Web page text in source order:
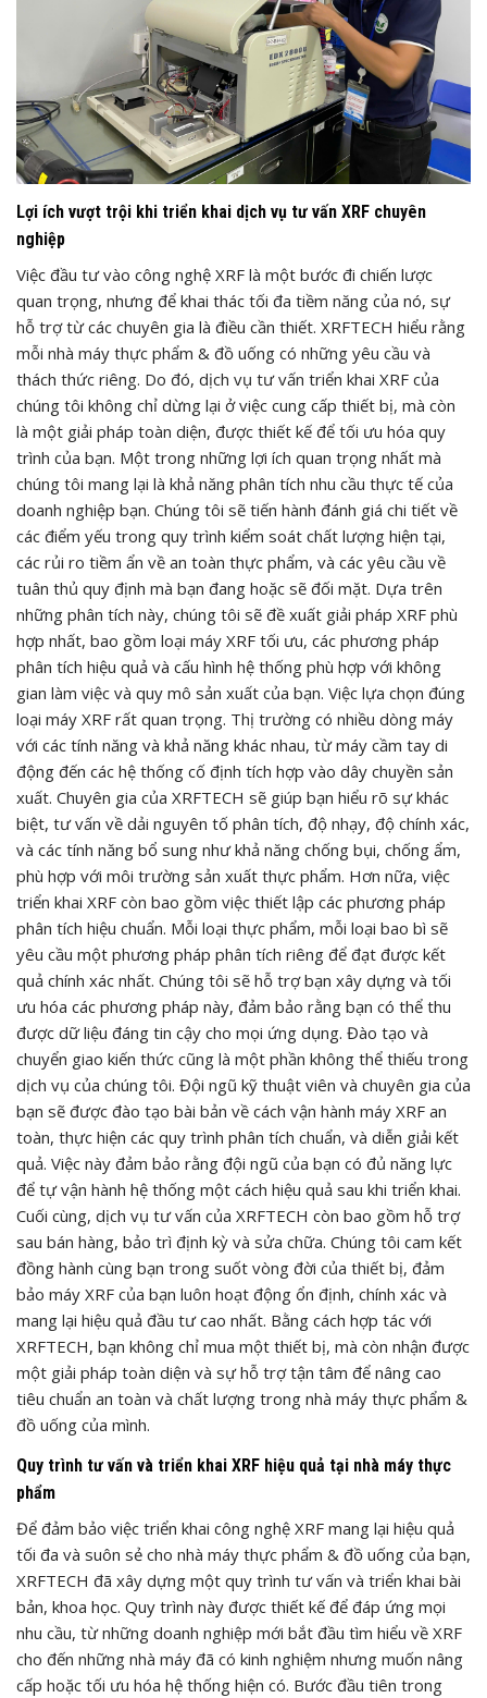
Lợi ích vượt trội khi triển khai dịch vụ tư vấn XRF chuyên
nghiệp
Việc đầu tư vào công nghệ XRF là một bước đi chiến lược
quan trọng, nhưng để khai thác tối đa tiềm năng của nó, sự
hỗ trợ từ các chuyên gia là điều cần thiết. XRFTECH hiểu rằng
mỗi nhà máy thực phẩm & đồ uống có những yêu cầu và
thách thức riêng. Do đó, dịch vụ tư vấn triển khai XRF của
chúng tôi không chỉ dừng lại ở việc cung cấp thiết bị, mà còn
là một giải pháp toàn diện, được thiết kế để tối ưu hóa quy
trình của bạn. Một trong những lợi ích quan trọng nhất mà
chúng tôi mang lại là khả năng phân tích nhu cầu thực tế của
doanh nghiệp bạn. Chúng tôi sẽ tiến hành đánh giá chi tiết về
các điểm yếu trong quy trình kiểm soát chất lượng hiện tại,
các rủi ro tiềm ẩn về an toàn thực phẩm, và các yêu cầu về
tuân thủ quy định mà bạn đang hoặc sẽ đối mặt. Dựa trên
những phân tích này, chúng tôi sẽ đề xuất giải pháp XRF phù
hợp nhất, bao gồm loại máy XRF tối ưu, các phương pháp
phân tích hiệu quả và cấu hình hệ thống phù hợp với không
gian làm việc và quy mô sản xuất của bạn. Việc lựa chọn đúng
loại máy XRF rất quan trọng. Thị trường có nhiều dòng máy
với các tính năng và khả năng khác nhau, từ máy cầm tay di
động đến các hệ thống cố định tích hợp vào dây chuyền sản
xuất. Chuyên gia của XRFTECH sẽ giúp bạn hiểu rõ sự khác
biệt, tư vấn về dải nguyên tố phân tích, độ nhạy, độ chính xác,
và các tính năng bổ sung như khả năng chống bụi, chống ẩm,
phù hợp với môi trường sản xuất thực phẩm. Hơn nữa, việc
triển khai XRF còn bao gồm việc thiết lập các phương pháp
phân tích hiệu chuẩn. Mỗi loại thực phẩm, mỗi loại bao bì sẽ
yêu cầu một phương pháp phân tích riêng để đạt được kết
quả chính xác nhất. Chúng tôi sẽ hỗ trợ bạn xây dựng và tối
ưu hóa các phương pháp này, đảm bảo rằng bạn có thể thu
được dữ liệu đáng tin cậy cho mọi ứng dụng. Đào tạo và
chuyển giao kiến thức cũng là một phần không thể thiếu trong
dịch vụ của chúng tôi. Đội ngũ kỹ thuật viên và chuyên gia của
bạn sẽ được đào tạo bài bản về cách vận hành máy XRF an
toàn, thực hiện các quy trình phân tích chuẩn, và diễn giải kết
quả. Việc này đảm bảo rằng đội ngũ của bạn có đủ năng lực
để tự vận hành hệ thống một cách hiệu quả sau khi triển khai.
Cuối cùng, dịch vụ tư vấn của XRFTECH còn bao gồm hỗ trợ
sau bán hàng, bảo trì định kỳ và sửa chữa. Chúng tôi cam kết
đồng hành cùng bạn trong suốt vòng đời của thiết bị, đảm
bảo máy XRF của bạn luôn hoạt động ổn định, chính xác và
mang lại hiệu quả đầu tư cao nhất. Bằng cách hợp tác với
XRFTECH, bạn không chỉ mua một thiết bị, mà còn nhận được
một giải pháp toàn diện và sự hỗ trợ tận tâm để nâng cao
tiêu chuẩn an toàn và chất lượng trong nhà máy thực phẩm &
đồ uống của mình.
Quy trình tư vấn và triển khai XRF hiệu quả tại nhà máy thực
phẩm
Để đảm bảo việc triển khai công nghệ XRF mang lại hiệu quả
tối đa và suôn sẻ cho nhà máy thực phẩm & đồ uống của bạn,
XRFTECH đã xây dựng một quy trình tư vấn và triển khai bài
bản, khoa học. Quy trình này được thiết kế để đáp ứng mọi
nhu cầu, từ những doanh nghiệp mới bắt đầu tìm hiểu về XRF
cho đến những nhà máy đã có kinh nghiệm nhưng muốn nâng
cấp hoặc tối ưu hóa hệ thống hiện có. Bước đầu tiên trong